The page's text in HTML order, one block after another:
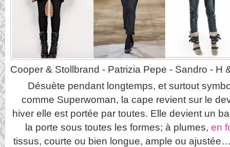
Cooper & Stollbrand - Patrizia Pepe - Sandro - H
Désuète pendant longtemps, et surtout
comme Superwoman, la cape revient sur le
hiver elle est portée par toutes. Elle devient un
la porte sous toutes les formes; à plumes,en
tissus, courte ou bien longue, ample ou